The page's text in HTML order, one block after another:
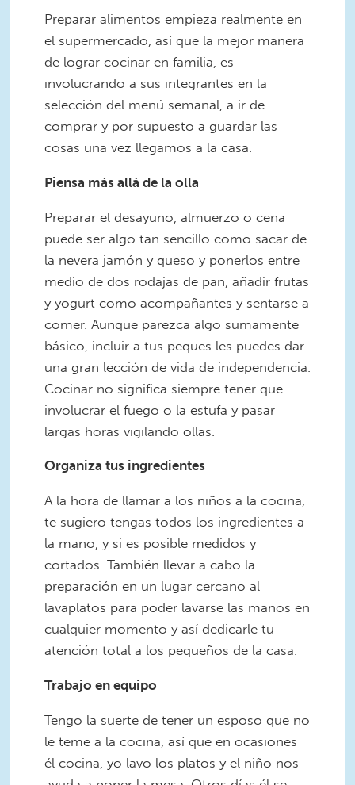
Preparar alimentos empieza realmente en
el supermercado, así que la mejor manera
de lograr cocinar en familia, es
involucrando a sus integrantes en la
selección del menú semanal, a ir de
comprar y por supuesto a guardar las
cosas una vez llegamos a la casa.
Piensa más allá de la olla
Preparar el desayuno, almuerzo o cena
puede ser algo tan sencillo como sacar de
la nevera jamón y queso y ponerlos entre
medio de dos rodajas de pan, añadir frutas
y yogurt como acompañantes y sentarse a
comer. Aunque parezca algo sumamente
básico, incluir a tus peques les puedes dar
una gran lección de vida de independencia.
Cocinar no significa siempre tener que
involucrar el fuego o la estufa y pasar
largas horas vigilando ollas.
Organiza tus ingredientes
A la hora de llamar a los niños a la cocina,
te sugiero tengas todos los ingredientes a
la mano, y si es posible medidos y
cortados. También llevar a cabo la
preparación en un lugar cercano al
lavaplatos para poder lavarse las manos en
cualquier momento y así dedicarle tu
atención total a los pequeños de la casa.
Trabajo en equipo
Tengo la suerte de tener un esposo que no
le teme a la cocina, así que en ocasiones
él cocina, yo lavo los platos y el niño nos